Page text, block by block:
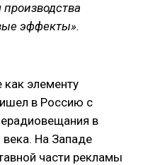
эффекты».
элементу
в Россию с
в
На Западе
части рекламы